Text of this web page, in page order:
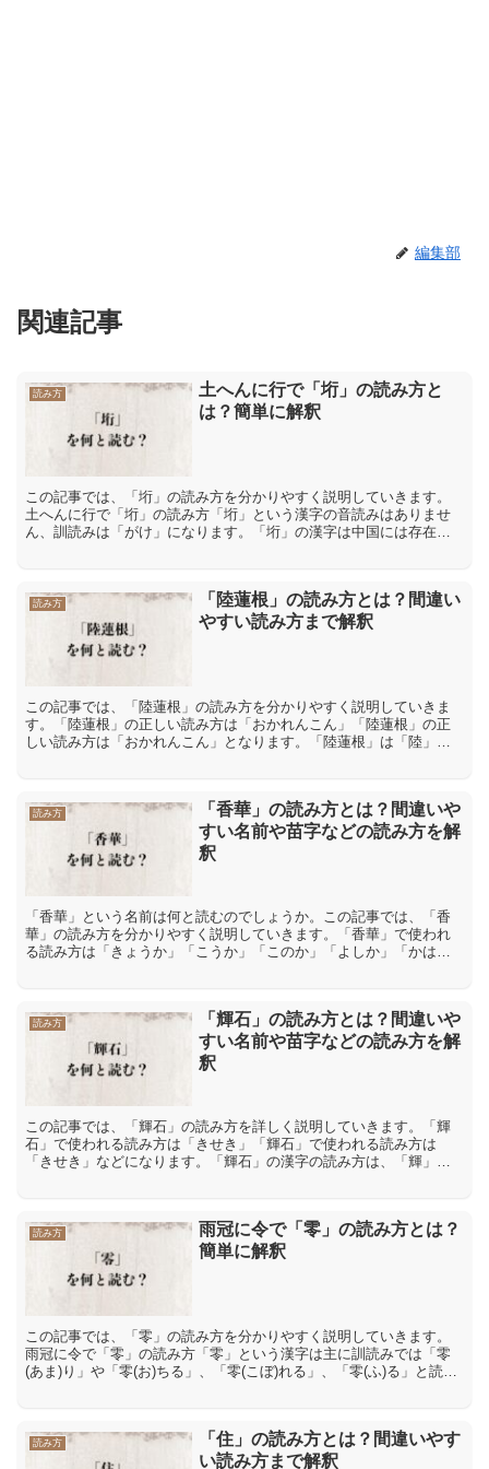
編集部
関連記事
読み方
土へんに行で「垳」の読み方と
は？簡単に解釈
この記事では、「垳」の読み方を分かりやすく説明していきます。
土へんに行で「垳」の読み方「垳」という漢字の音読みはありませ
ん、訓読みは「がけ」になります。「垳」の漢字は中国には存在し
読み方
「陸蓮根」の読み方とは？間違い
やすい読み方まで解釈
この記事では、「陸蓮根」の読み方を分かりやすく説明していきま
す。「陸蓮根」の正しい読み方は「おかれんこん」「陸蓮根」の正
しい読み方は「おかれんこん」となります。「陸蓮根」は「陸」が
読み方
「香華」の読み方とは？間違いや
すい名前や苗字などの読み方を解
釈
「香華」という名前は何と読むのでしょうか。この記事では、「香
華」の読み方を分かりやすく説明していきます。「香華」で使われ
る読み方は「きょうか」「こうか」「このか」「よしか」「かは
読み方
「輝石」の読み方とは？間違いや
すい名前や苗字などの読み方を解
釈
この記事では、「輝石」の読み方を詳しく説明していきます。「輝
石」で使われる読み方は「きせき」「輝石」で使われる読み方は
「きせき」などになります。「輝石」の漢字の読み方は、「輝」が
読み方
雨冠に令で「零」の読み方とは？
簡単に解釈
この記事では、「零」の読み方を分かりやすく説明していきます。
雨冠に令で「零」の読み方「零」という漢字は主に訓読みでは「零
(あま)り」や「零(お)ちる」、「零(こぼ)れる」、「零(ふ)る」と読
読み方
「住」の読み方とは？間違いやす
い読み方まで解釈